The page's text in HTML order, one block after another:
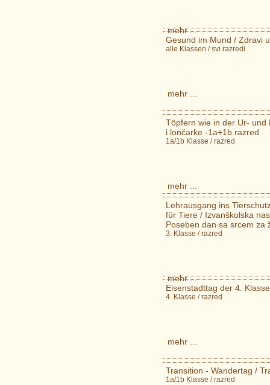
mehr ...
Gesund im Mund / Zdravi
alle Klassen / svi razredi
mehr ...
Töpfern wie in der Ur- und
i lončarke -1a+1b razred
1a/1b Klasse / razred
mehr ...
Lehrausgang ins
für Tiere / Izvanškolska
Poseben dan sa srcem za
3. Klasse / razred
mehr ...
Eisenstadttag der 4.
4. Klasse / razred
mehr ...
Transition - Wandertag /
1a/1b Klasse / razred